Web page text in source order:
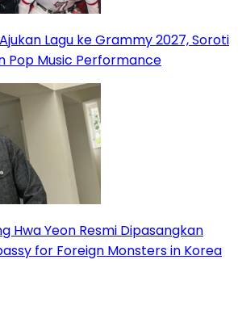
Lagu ke Grammy 2027, Soroti
Pop Music Performance
Hwa Yeon Resmi Dipasangkan
for Foreign Monsters in Korea